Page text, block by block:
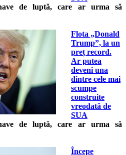
de luptă, care ar urma să
Flota „Donald
Trump”, la un
preț record.
Ar putea
deveni una
dintre cele mai
scumpe
construite
vreodată de
SUA
de luptă, care ar urma să
Începe